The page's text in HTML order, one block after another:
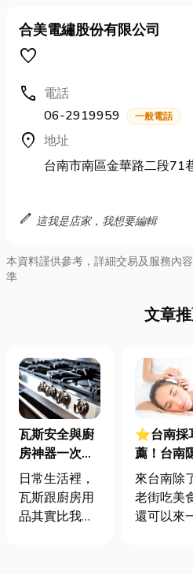
合美電繡股份有限公司
favorite
call 電話
06-2919959
一般電話
location_on 地址
台南市南區金華路二段71
edit 這我是店家，我想要編輯
本資料謹供參考，詳細交易及服務內
準
文章
瓦斯安全與廚
房神器一次搞
懂🔥：從瓦斯
流量表到廚房
用品的完整指
日常生活裡，
瓦斯跟廚房用
品其實比我們
⭐台南採
薦！台南
版享受爽
天，讓你
找回清晰
來台南除
老街吃美
還可以來